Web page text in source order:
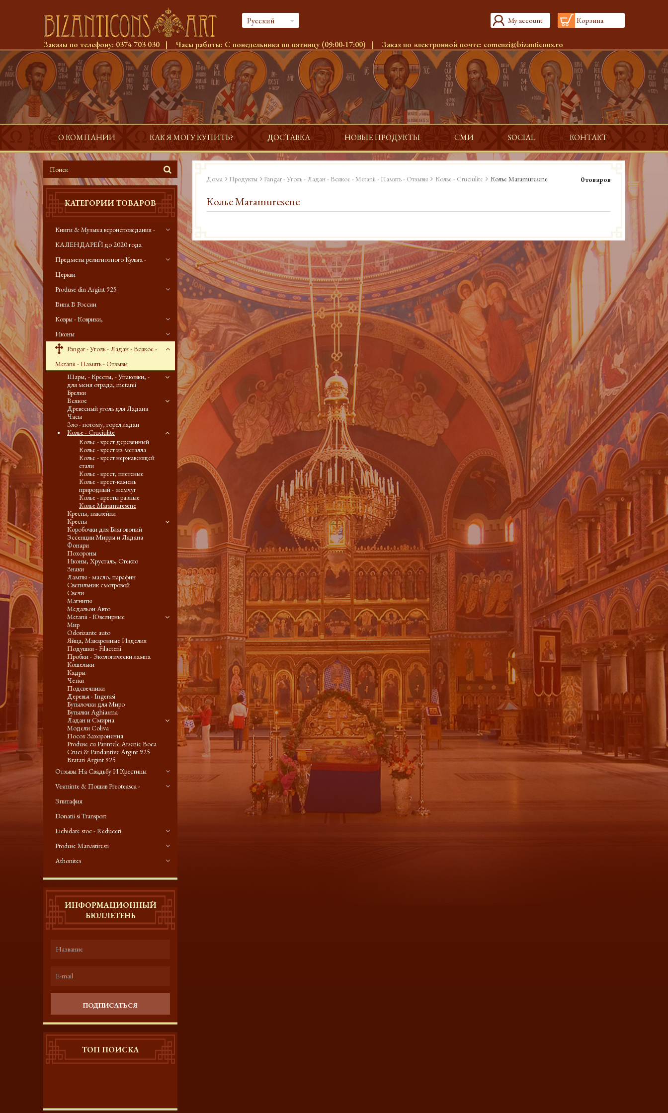
Русский My account Корзина
Заказы по телефону: 0374 703 030 | Часы работы: С понедельника по пятницу (09:00-17:00) | Заказ по электронной почте: comenzi@bizanticons.ro
О КОМПАНИИ КАК Я МОГУ КУПИТЬ? ДОСТАВКА НОВЫЕ ПРОДУКТЫ СМИ SOCIAL КОНТАКТ
КАТЕГОРИИ ТОВАРОВ
Книги & Музыка вероисповедания -
КАЛЕНДАРЕЙ до 2020 года
Предметы религиозного Культа -
Церкви
Produse din Argint 925
Вина В России
Ковры - Коврики,
Иконы
Pangar - Уголь - Ладан - Всякое -
Metanii - Память - Отзывы
Шары, - Кресты, - Упаковки, -
для меня отрада, metanii
Брелки
Всякое
Древесный уголь для Ладана
Часы
Зло - потому, горел ладан
Колье - Cruciulite
Колье - крест деревянный
Колье - крест из металла
Колье - крест нержавеющей
стали
Колье - крест, плетеные
Колье - крест-камень
природный - жемчуг
Колье - кресты разные
Колье Maramuresene
Кресты, наклейки
Кресты
Коробочки для Благовоний
Эссенции Мирры и Ладана
Фонари
Похороны
Иконы, Хрусталь, Стекло
Знаки
Лампы - масло, парафин
Светильник смотровой
Свечи
Магниты
Медальон Авто
Metanii - Ювелирные
Мир
Odorizante auto
Яйца, Макаронные Изделия
Подушки - Filacterii
Пробки - Экологически лампа
Кошельки
Кадры
Четки
Подсвечники
Деревья - Ingerasi
Бутылочки для Миро
Бутылки Aghiasma
Ладан и Смирна
Модели Coliva
Посох Захоронения
Produse cu Parintele Arsenie Boca
Cruci & Pandantive Argint 925
Bratari Argint 925
Отзывы На Свадьбу И Крестины
Vesminte & Пошив Preoteasca -
Эпитафия
Donatii si Transport
Lichidare stoc - Reduceri
Produse Manastiresti
Athonites
ИНФОРМАЦИОННЫЙ
БЮЛЛЕТЕНЬ
ПОДПИСАТЬСЯ
ТОП ПОИСКА
Дома Продукты Pangar - Уголь - Ладан - Всякое - Metanii - Память - Отзывы Колье - Cruciulite Колье Maramuresene 0 товаров
Колье Maramuresene